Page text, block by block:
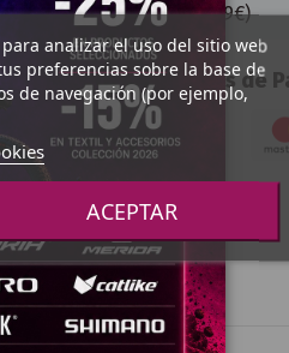
(9€)
Métodos de
analizar el uso del sitio web
preferencias sobre la base de
de navegación (por ejemplo,
ACEPTAR